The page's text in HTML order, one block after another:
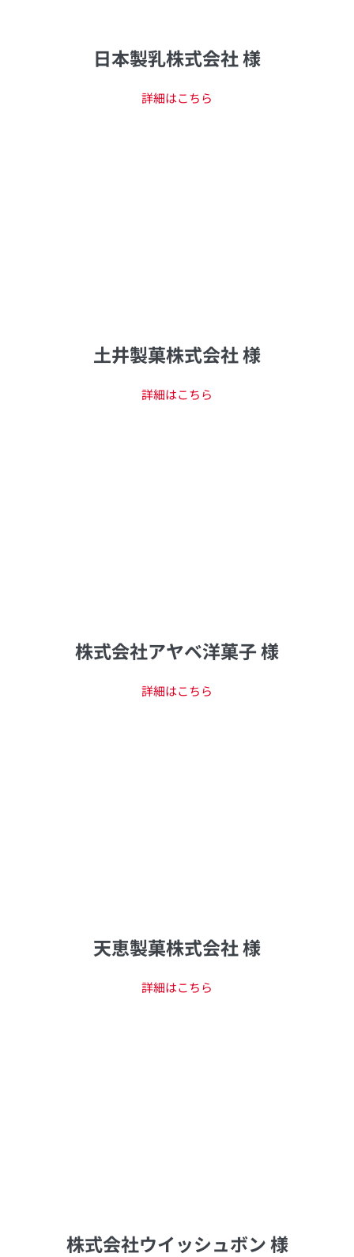
日本製乳株式会社 様
詳細はこちら
土井製菓株式会社 様
詳細はこちら
株式会社アヤベ洋菓子 様
詳細はこちら
天恵製菓株式会社 様
詳細はこちら
株式会社ウイッシュボン 様